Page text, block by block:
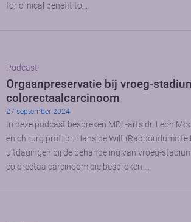
for clinical benefit to …
Podcast
Orgaanpreservatie bij vroeg-
colorectaalcarcinoom
27 september 2024
In deze podcast bespreken MDL-arts dr. Leon
en chirurg prof. dr. Hans de Wilt (Radboudumc te
uitdagingen bij de behandeling van vroeg-
colorectaalcarcinoom die besproken …